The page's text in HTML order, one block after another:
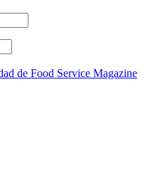
de Food Service Magazine